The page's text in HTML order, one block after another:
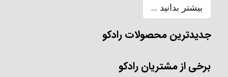
بیشتر بدانید ...
جدیدترین محصولات رادکو
برخی از مشتریان رادکو